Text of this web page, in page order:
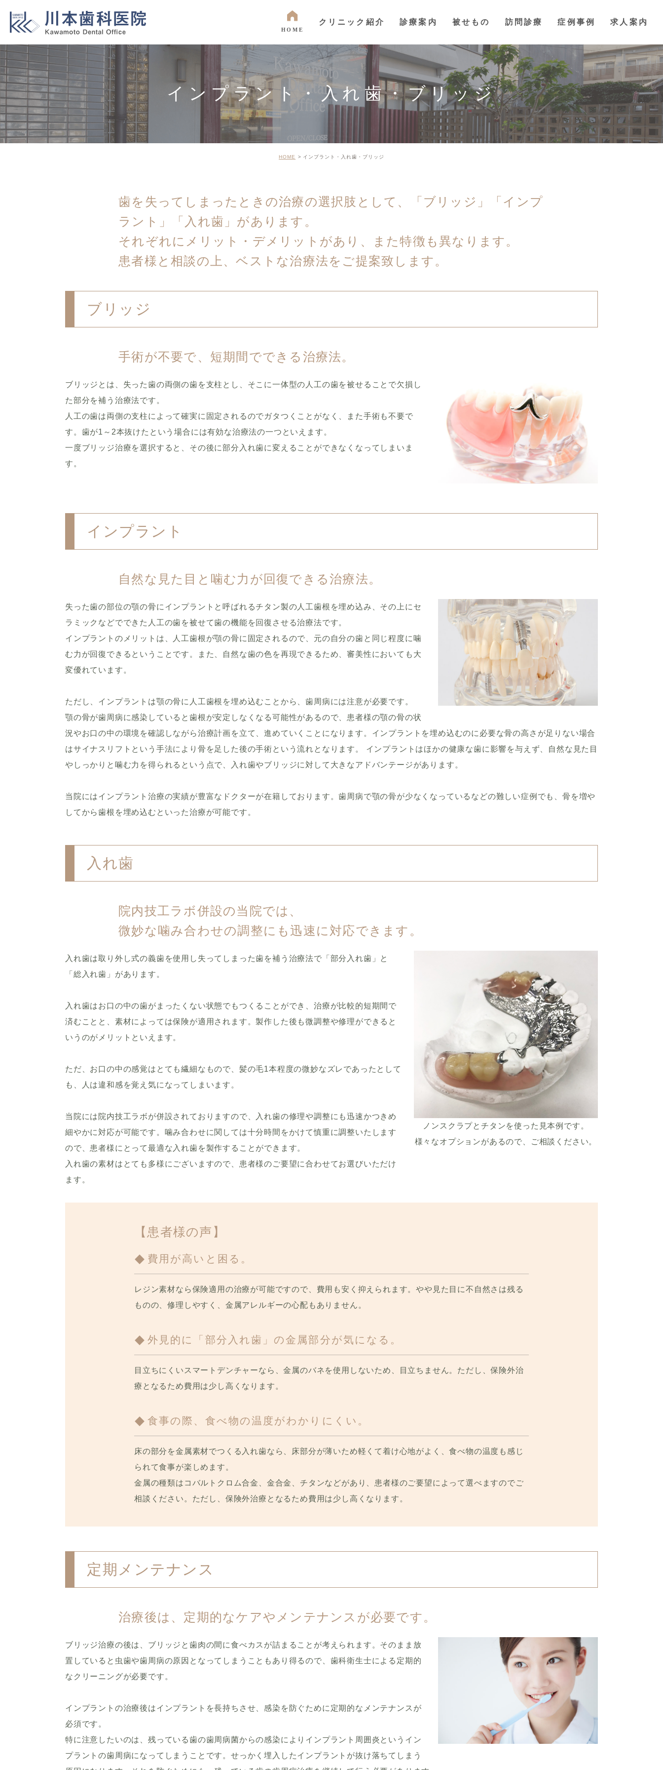
HOME
クリニック紹介
ご挨拶
スタッフ紹介
院内紹介
診療案内
虫歯・歯周病・根管治療
インプラント・入れ歯・
ブリッジ
ホワイトニング・
被せもの 訪問診療 症例事例 求人案内
インプラント・入れ歯・ブリッジ
HOME インプラント・入れ歯・ブリッジ
歯を失ってしまったときの治療の選択肢として、「ブリッジ」「インプ
ラント」「入れ歯」があります。
それぞれにメリット・デメリットがあり、また特徴も異なります。
患者様と相談の上、ベストな治療法をご提案致します。
ブリッジ
手術が不要で、短期間でできる治療法。
ブリッジとは、失った歯の両側の歯を支柱とし、そこに一体型の人工の歯を被せることで欠損し
た部分を補う治療法です。
人工の歯は両側の支柱によって確実に固定されるのでガタつくことがなく、また手術も不要で
す。歯が1～2本抜けたという場合には有効な治療法の一つといえます。
一度ブリッジ治療を選択すると、その後に部分入れ歯に変えることができなくなってしまいま
す。
インプラント
自然な見た目と噛む力が回復できる治療法。
失った歯の部位の顎の骨にインプラントと呼ばれるチタン製の人工歯根を埋め込み、その上にセ
ラミックなどでできた人工の歯を被せて歯の機能を回復させる治療法です。
インプラントのメリットは、人工歯根が顎の骨に固定されるので、元の自分の歯と同じ程度に噛
む力が回復できるということです。また、自然な歯の色を再現できるため、審美性においても大
変優れています。
ただし、インプラントは顎の骨に人工歯根を埋め込むことから、歯周病には注意が必要です。
顎の骨が歯周病に感染していると歯根が安定しなくなる可能性があるので、患者様の顎の骨の状
況やお口の中の環境を確認しながら治療計画を立て、進めていくことになります。インプラントを埋め込むのに必要な骨の高さが足りない場合
はサイナスリフトという手法により骨を足した後の手術という流れとなります。 インプラントはほかの健康な歯に影響を与えず、自然な見た目
やしっかりと噛む力を得られるという点で、入れ歯やブリッジに対して大きなアドバンテージがあります。
当院にはインプラント治療の実績が豊富なドクターが在籍しております。歯周病で顎の骨が少なくなっているなどの難しい症例でも、骨を増や
してから歯根を埋め込むといった治療が可能です。
入れ歯
院内技工ラボ併設の当院では、
微妙な噛み合わせの調整にも迅速に対応できます。
入れ歯は取り外し式の義歯を使用し失ってしまった歯を補う治療法で「部分入れ歯」と
「総入れ歯」があります。
入れ歯はお口の中の歯がまったくない状態でもつくることができ、治療が比較的短期間で
済むことと、素材によっては保険が適用されます。製作した後も微調整や修理ができると
いうのがメリットといえます。
ただ、お口の中の感覚はとても繊細なもので、髪の毛1本程度の微妙なズレであったとして
も、人は違和感を覚え気になってしまいます。
当院には院内技工ラボが併設されておりますので、入れ歯の修理や調整にも迅速かつきめ
細やかに対応が可能です。噛み合わせに関しては十分時間をかけて慎重に調整いたします
ので、患者様にとって最適な入れ歯を製作することができます。
入れ歯の素材はとても多様にございますので、患者様のご要望に合わせてお選びいただけ
ます。
ノンスクラプとチタンを使った見本例です。
様々なオプションがあるので、ご相談ください。
【患者様の声】
費用が高いと困る。
レジン素材なら保険適用の治療が可能ですので、費用も安く抑えられます。やや見た目に不自然さは残る
ものの、修理しやすく、金属アレルギーの心配もありません。
外見的に「部分入れ歯」の金属部分が気になる。
目立ちにくいスマートデンチャーなら、金属のバネを使用しないため、目立ちません。ただし、保険外治
療となるため費用は少し高くなります。
食事の際、食べ物の温度がわかりにくい。
床の部分を金属素材でつくる入れ歯なら、床部分が薄いため軽くて着け心地がよく、食べ物の温度も感じ
られて食事が楽しめます。
金属の種類はコバルトクロム合金、金合金、チタンなどがあり、患者様のご要望によって選べますのでご
相談ください。ただし、保険外治療となるため費用は少し高くなります。
定期メンテナンス
治療後は、定期的なケアやメンテナンスが必要です。
ブリッジ治療の後は、ブリッジと歯肉の間に食べカスが詰まることが考えられます。そのまま放
置していると虫歯や歯周病の原因となってしまうこともあり得るので、歯科衛生士による定期的
なクリーニングが必要です。
インプラントの治療後はインプラントを長持ちさせ、感染を防ぐために定期的なメンテナンスが
必須です。
特に注意したいのは、残っている歯の歯周病菌からの感染によりインプラント周囲炎というイン
プラントの歯周病になってしまうことです。せっかく埋入したインプラントが抜け落ちてしまう